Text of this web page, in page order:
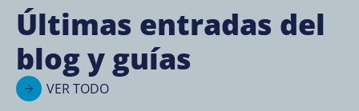
Últimas entradas del
blog y guías
VER TODO